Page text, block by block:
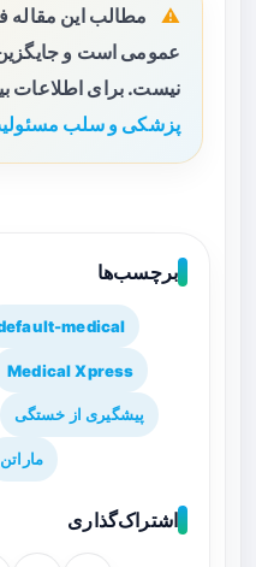
مطالب این مقاله
عمومی است و
نیست. برای اطلاعات
پزشکی و سلب
برچسب‌ها
medical
Medical Xpress
پیشگیری از خستگی
ماراتن
اشتراک‌گذاری